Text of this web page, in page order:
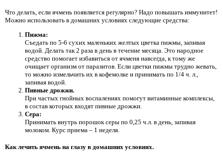
Что делать, если ячмень появляется регулярно? Надо повышать иммунитет!
Можно использовать в домашних условиях следующие средства:
Пижма:
Съедать по 5-6 сухих маленьких желтых цветка пижмы, запивая
водой. Делать так 2 раза в день в течение месяца. Это народное
средство помогает избавиться от ячменя навсегда, к тому же
очищает организм от паразитов. Если цветки пижмы трудно жевать,
то можно измельчить их в кофемолке и принимать по 1/4 ч. л.,
запивая водой.
Пивные дрожжи.
При частых гнойных воспалениях помогут витаминные комплексы,
в состав которых входят пивные дрожжи.
Сера:
Принимать внутрь порошок серы по 0,25 ч.л. в день, запивая
молоком. Курс приема – 1 неделя.
Как лечить ячмень на глазу в домашних условиях.